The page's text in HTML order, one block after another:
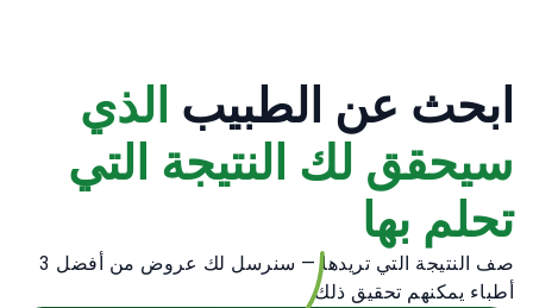
ابحث عن الطبيب الذي
سيحقق لك النتيجة التي
تحلم بها
صف النتيجة التي تريدها — سنرسل لك عروض من أفضل 3
أطباء يمكنهم تحقيق ذلك.